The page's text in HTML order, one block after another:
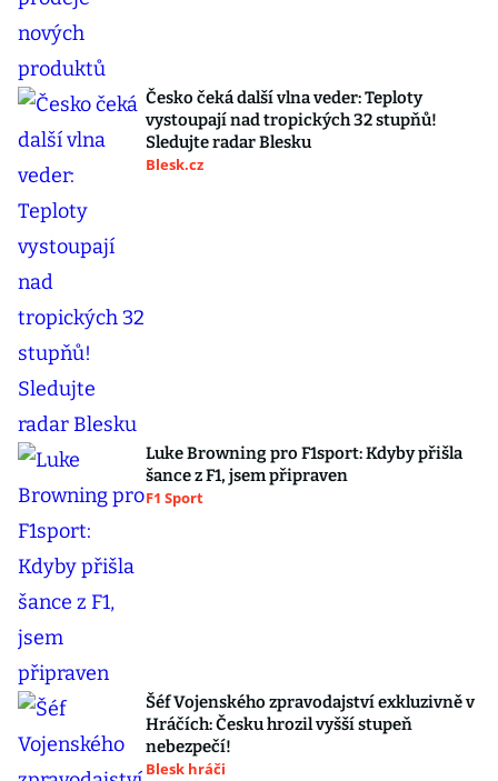
Česko čeká další vlna veder: Teploty
vystoupají nad tropických 32 stupňů!
Sledujte radar Blesku
Blesk.cz
Luke Browning pro F1sport: Kdyby přišla
šance z F1, jsem připraven
F1 Sport
Šéf Vojenského zpravodajství exkluzivně v
Hráčích: Česku hrozil vyšší stupeň
nebezpečí!
Blesk hráči